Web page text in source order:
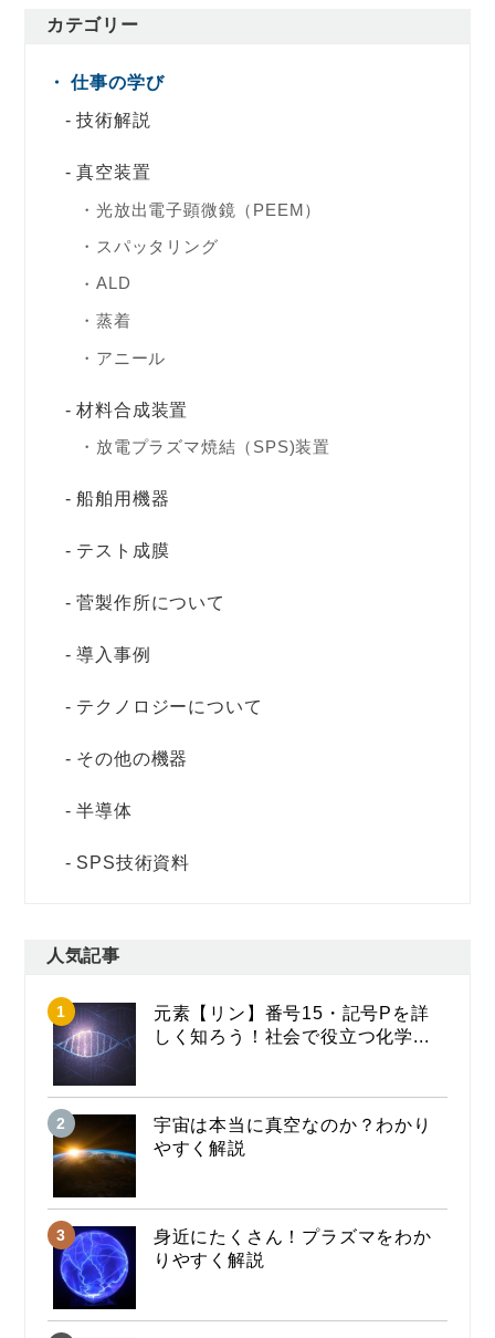
カテゴリー
仕事の学び
技術解説
真空装置
光放出電子顕微鏡（PEEM）
スパッタリング
ALD
蒸着
アニール
材料合成装置
放電プラズマ焼結（SPS)装置
船舶用機器
テスト成膜
菅製作所について
導入事例
テクノロジーについて
その他の機器
半導体
SPS技術資料
人気記事
元素【リン】番号15・記号Pを詳
しく知ろう！社会で役立つ化学...
宇宙は本当に真空なのか？わかり
やすく解説
身近にたくさん！プラズマをわか
りやすく解説